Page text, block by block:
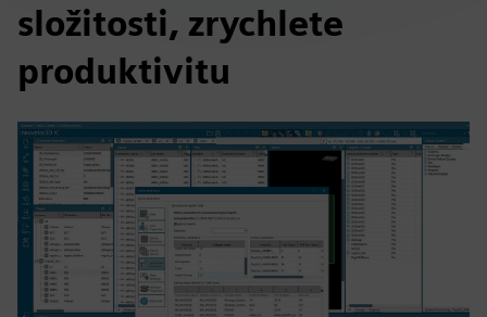
složitosti, zrychlete
produktivitu